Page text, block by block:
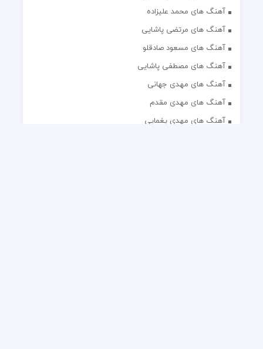
آهنگ های محمد علیزاده
آهنگ های مرتضی پاشایی
آهنگ های مسعود صادقلو
آهنگ های مصطفی پاشایی
آهنگ های مهدی جهانی
آهنگ های مهدی مقدم
آهنگ های مهدی یغمایی